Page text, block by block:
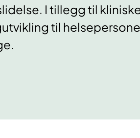
I tillegg til
til